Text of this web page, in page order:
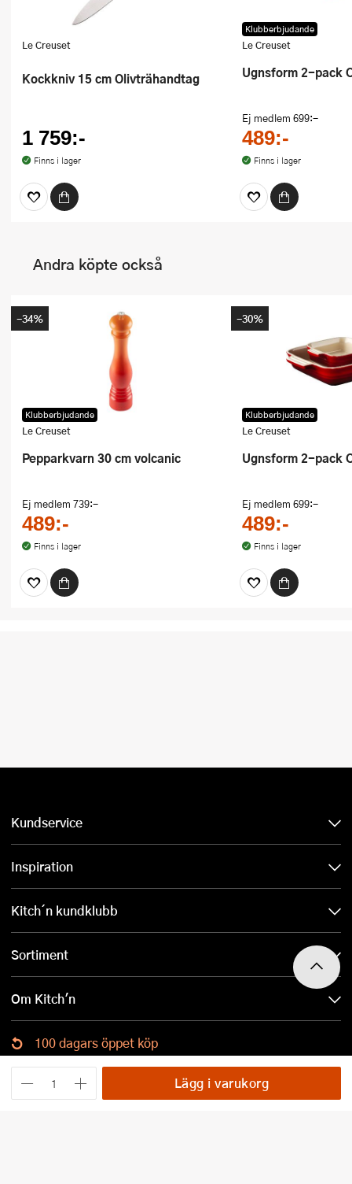
Lägg i varukorg
Le Creuset
Kockkniv 15 cm Olivträhandtag
1 759:-
Finns i lager
Klubberbjudande
Le Creuset
Ugnsform 2-pack
Ej medlem 699:-
489:-
Finns i lager
Andra köpte också
Klubberbjudande
Le Creuset
Pepparkvarn 30 cm volcanic
Ej medlem 739:-
489:-
Finns i lager
-34%
Klubberbjudande
Le Creuset
Ugnsform 2-pack
Ej medlem 699:-
489:-
Finns i lager
-30%
Kundservice
Inspiration
Kitch´n kundklubb
Sortiment
Om Kitch'n
100 dagars öppet köp
Ladda ned Kitch´n-appen